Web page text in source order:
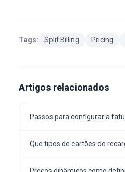
Tags: Split Billing Pricing
Artigos relacionados
Passos para configurar a
Que tipos de cartões de